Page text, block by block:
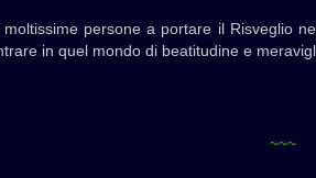
persone a portare il Risveglio
in quel mondo di beatitudine e
~~~